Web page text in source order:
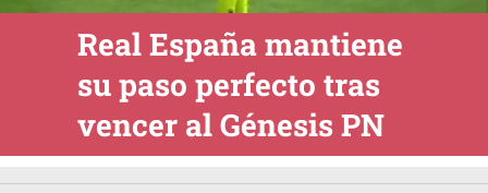
Real España mantiene
su paso perfecto tras
vencer al Génesis PN